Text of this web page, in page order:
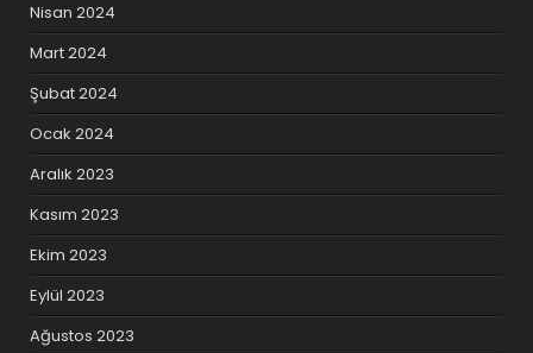
Nisan 2024
Mart 2024
Şubat 2024
Ocak 2024
Aralık 2023
Kasım 2023
Ekim 2023
Eylül 2023
Ağustos 2023